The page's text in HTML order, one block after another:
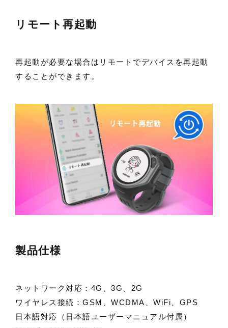
リモート再起動
再起動が必要な場合はリモートでデバイスを再起動
することができます。
製品仕様
ネットワーク対応：4G、3G、2G
ワイヤレス接続：GSM、WCDMA、WiFi、GPS
日本語対応（日本語ユーザーマニュアル付属）